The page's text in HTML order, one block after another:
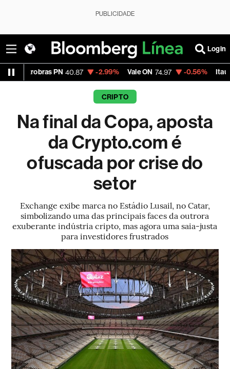
PUBLICIDADE
Login
40.87 -2.99% Vale ON 74.97 -0.56% Itaú PN 40.75
CRIPTO
Na final da Copa, aposta
da Crypto.com é
ofuscada por crise do
setor
Exchange exibe marca no Estádio Lusail, no Catar,
simbolizando uma das principais faces da outrora
exuberante indústria cripto, mas agora uma saia-justa
para investidores frustrados